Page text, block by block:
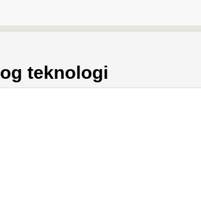
teknologi